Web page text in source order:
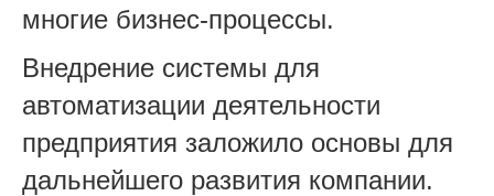
многие бизнес-процессы.
Внедрение системы для
автоматизации деятельности
предприятия заложило основы для
дальнейшего развития компании.